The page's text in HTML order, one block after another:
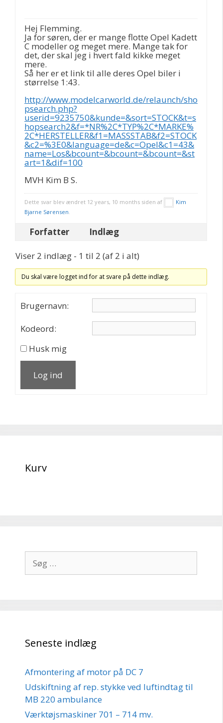
Hej Flemming.
Ja for søren, der er mange flotte Opel Kadett
C modeller og meget mere. Mange tak for
det, der skal jeg i hvert fald kikke meget
mere.
Så her er et link til alle deres Opel biler i
størrelse 1:43.
http://www.modelcarworld.de/relaunch/sho
psearch.php?
userid=9235750&kunde=&sort=STOCK&t=s
hopsearch2&f=*NR%2C*TYP%2C*MARKE%
2C*HERSTELLER&f1=MASSSTAB&f2=STOCK
&c2=%3E0&language=de&c=Opel&c1=43&
name=Los&bcount=&bcount=&bcount=&st
art=1&dif=100
MVH Kim B S.
Dette svar blev ændret 12 years, 10 months siden af
Kim
Bjarne Sørensen.
Forfatter Indlæg
Viser 2 indlæg - 1 til 2 (af 2 i alt)
Du skal være logget ind for at svare på dette indlæg.
Brugernavn:
Kodeord:
Husk mig
Log ind
Kurv
efter:
Seneste indlæg
Afmontering af motor på DC 7
Udskiftning af rep. stykke ved luftindtag til
MB 220 ambulance
Værktøjsmaskiner 701 – 714 mv.